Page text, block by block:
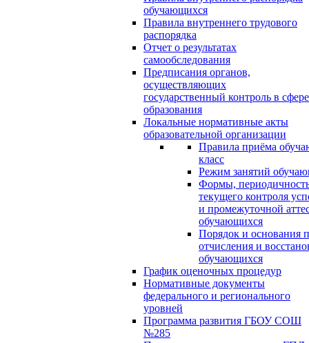
обучающихся
Правила внутреннего трудового
распорядка
Отчет о результатах
самообследования
Предписания органов,
осуществляющих
государственный контроль в сфере
образования
Локальные нормативные акты
образовательной организации
Правила приёма
класс
Режим занятий
Формы,
текущего контроля
и промежуточной
обучающихся
Порядок и основания
отчисления и
обучающихся
График оценочных процедур
Нормативные документы
федерального и регионального
уровней
Программа развития ГБОУ СОШ
№285